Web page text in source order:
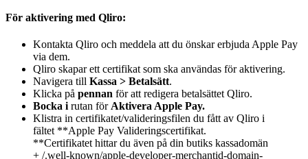
För aktivering med Qliro:
Kontakta Qliro och meddela att du önskar erbjuda Apple Pay
via dem.
Qliro skapar ett certifikat som ska användas för aktivering.
Navigera till Kassa > Betalsätt.
Klicka på pennan för att redigera betalsättet Qliro.
Bocka irutan förAktivera Apple Pay.
Klistra in certifikatet/valideringsfilen du fått av Qliro i
fältet **Apple Pay Valideringscertifikat.
**Certifikatet hittar du även på din butiks kassadomän
+ /.well-known/apple-developer-merchantid-domain-